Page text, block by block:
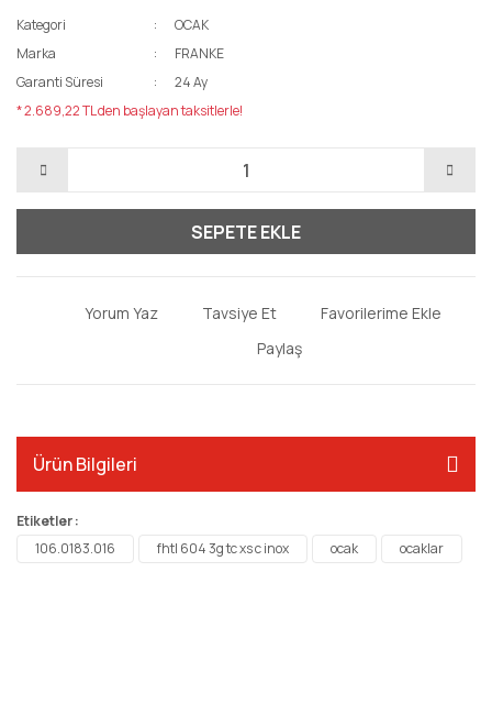
Kategori
OCAK
Marka
FRANKE
Garanti Süresi
24 Ay
* 2.689,22 TL den başlayan taksitlerle!
SEPETE EKLE
Yorum Yaz
Tavsiye Et
Paylaş
Ürün Bilgileri
Etiketler :
106.0183.016
fhtl 604 3g tc xs c inox ocak ocaklar